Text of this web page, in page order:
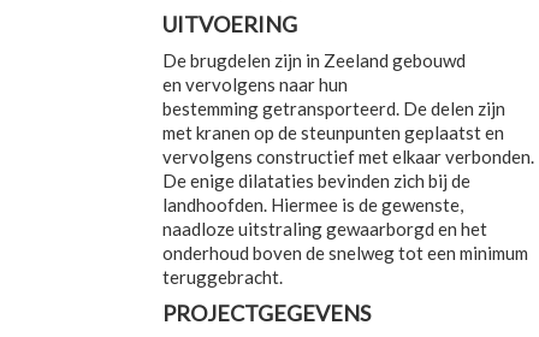
UITVOERING
De brugdelen zijn in Zeeland gebouwd
en vervolgens naar hun
bestemming getransporteerd. De delen zijn
met kranen op de steunpunten geplaatst en
vervolgens constructief met elkaar verbonden.
De enige dilataties bevinden zich bij de
landhoofden. Hiermee is de gewenste,
naadloze uitstraling gewaarborgd en het
onderhoud boven de snelweg tot een minimum
teruggebracht.
PROJECTGEGEVENS